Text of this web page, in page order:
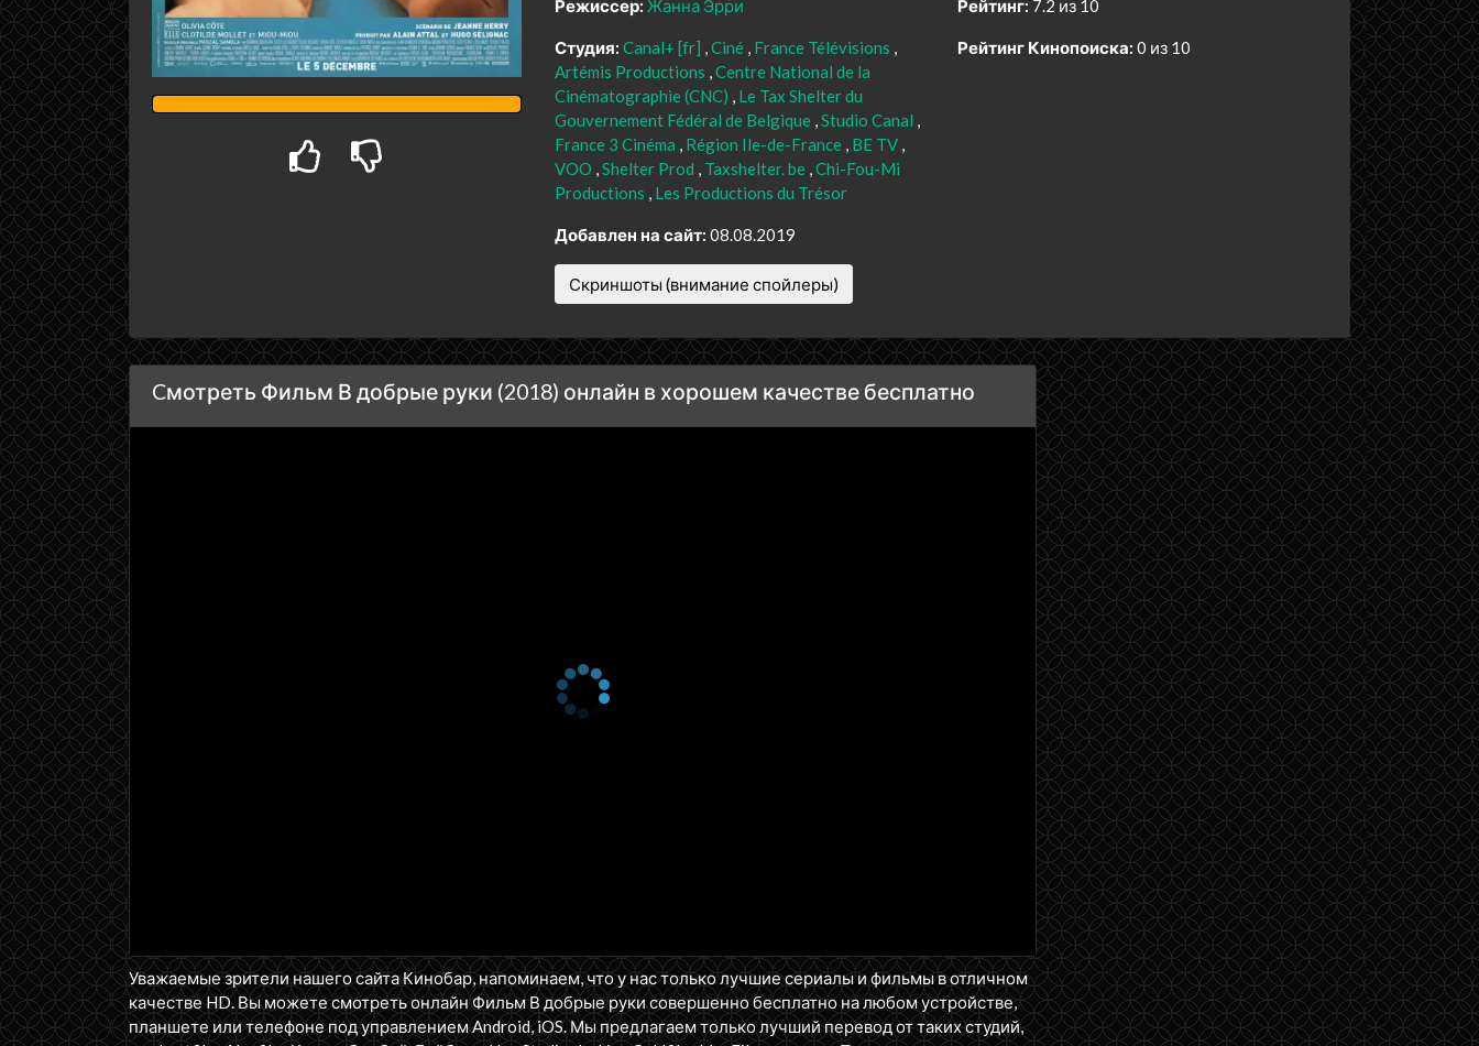
Режиссер: Жанна Эрри
Студия: Canal+ [fr] Ciné
France Télévisions
Artémis Productions Centre National de la
Cinématographie (CNC)
Le Tax Shelter du
Gouvernement Fédéral de Belgique Studio Canal
France 3 Cinéma
Région Ile-de-France BE TV
VOO Shelter Prod Taxshelter. be Chi-Fou-Mi
Productions
Les Productions du Trésor
Рейтинг: 7.2 из 10
Рейтинг Кинопоиска: 0 из 10
Добавлен на сайт: 08.08.2019
Скриншоты (внимание спойлеры)
Cмотреть Фильм В добрые руки (2018) онлайн в хорошем качестве бесплатно
Уважаемые зрители нашего сайта Кинобар, напоминаем, что у нас только лучшие сериалы и фильмы в отличном
качестве HD. Вы можете смотреть онлайн Фильм В добрые руки совершенно бесплатно на любом устройстве,
планшете или телефоне под управлением Android, iOS. Мы предлагаем только лучший перевод от таких студий,